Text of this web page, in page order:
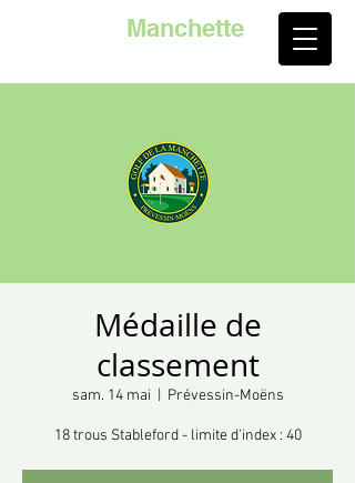
Manchette
Médaille de
classement
sam. 14 mai Prévessin-Moëns
18 trous Stableford - limite d'index : 40